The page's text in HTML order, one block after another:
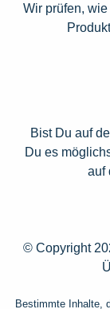
Wir prüfen,
Bist Du auf
Du es
auf
© Copyright
Bestimmte Inhalte,